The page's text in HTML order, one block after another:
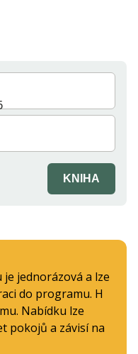
svůj pobyt
KNIHA
jednorázová a lze
do programu. H
Nabídku lze
pokojů a závisí na